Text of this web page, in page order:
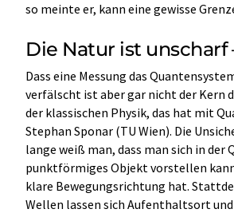
so meinte er, kann eine gewisse
Die Natur ist unscharf
Dass eine Messung das
verfälscht ist aber gar nicht der Kern
der klassischen Physik, das hat mit
Stephan Sponar (TU Wien). Die
lange weiß man, dass man sich in
punktförmiges Objekt vorstellen
klare Bewegungsrichtung hat.
Wellen lassen sich Aufenthaltsort